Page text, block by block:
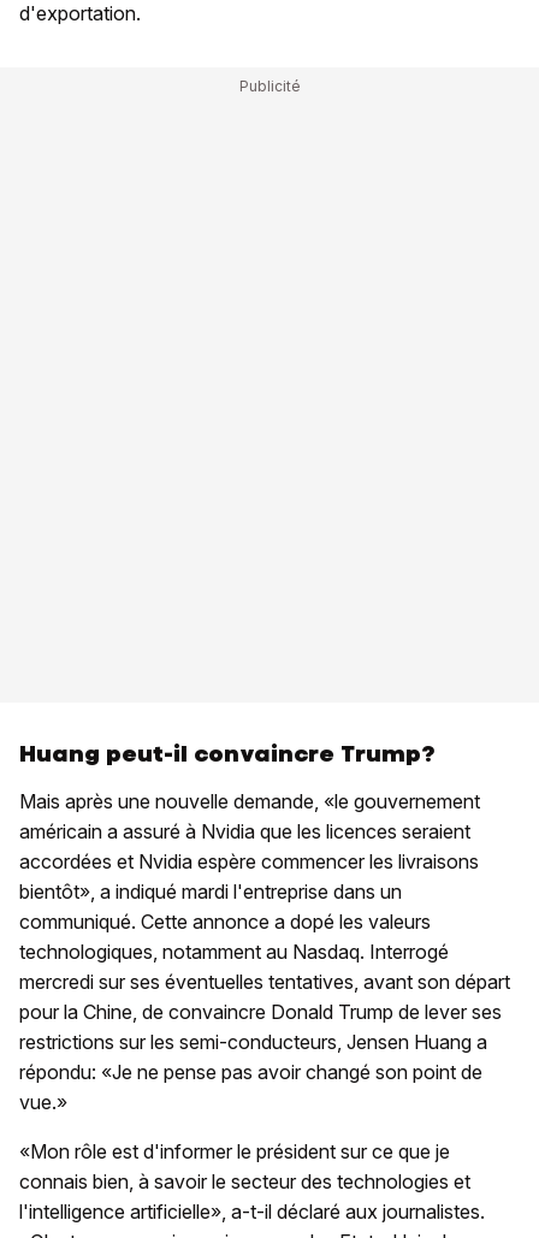
d'exportation.
Huang peut-il convaincre Trump?
Mais après une nouvelle demande, «le gouvernement
américain a assuré à Nvidia que les licences seraient
accordées et Nvidia espère commencer les livraisons
bientôt», a indiqué mardi l'entreprise dans un
communiqué. Cette annonce a dopé les valeurs
technologiques, notamment au Nasdaq. Interrogé
mercredi sur ses éventuelles tentatives, avant son départ
pour la Chine, de convaincre Donald Trump de lever ses
restrictions sur les semi-conducteurs, Jensen Huang a
répondu: «Je ne pense pas avoir changé son point de
vue.»
«Mon rôle est d'informer le président sur ce que je
connais bien, à savoir le secteur des technologies et
l'intelligence artificielle», a-t-il déclaré aux journalistes.